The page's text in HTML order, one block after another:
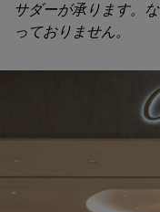
サダーが承ります。
っておりません。